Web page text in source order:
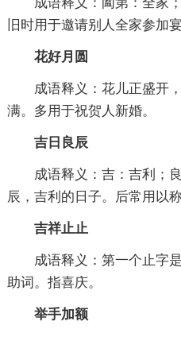
旧时用于邀请别人全家参加
花好月圆
成语释义：花儿正盛开
满。多用于祝贺人新婚。
吉日良辰
成语释义：吉：吉利；
辰，吉利的日子。后常用以
吉祥止止
成语释义：第一个止字
助词。指喜庆。
举手加额